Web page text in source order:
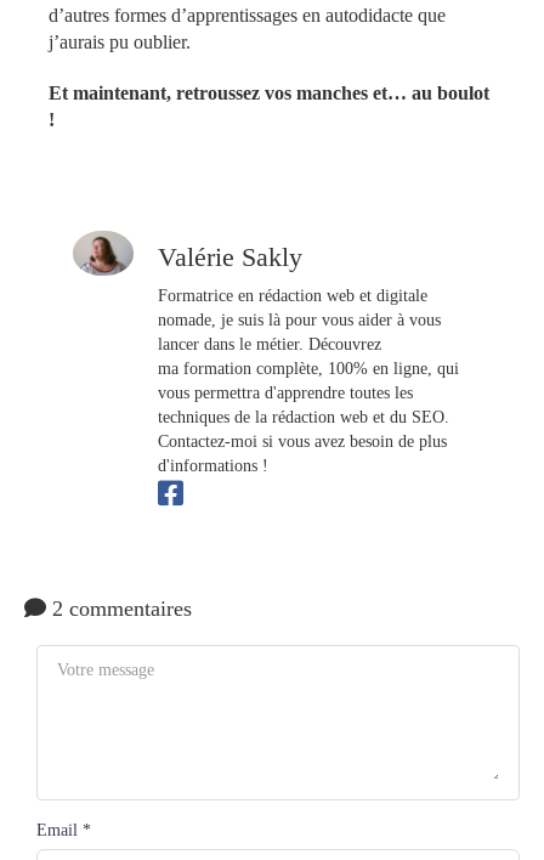
d’autres formes d’apprentissages en autodidacte que
j’aurais pu oublier.
Et maintenant, retroussez vos manches et… au boulot
!
Valérie Sakly
Formatrice en rédaction web et digitale
nomade, je suis là pour vous aider à vous
lancer dans le métier. Découvrez
ma formation complète, 100% en ligne, qui
vous permettra d'apprendre toutes les
techniques de la rédaction web et du SEO.
Contactez-moi si vous avez besoin de plus
d'informations !
2 commentaires
Email *